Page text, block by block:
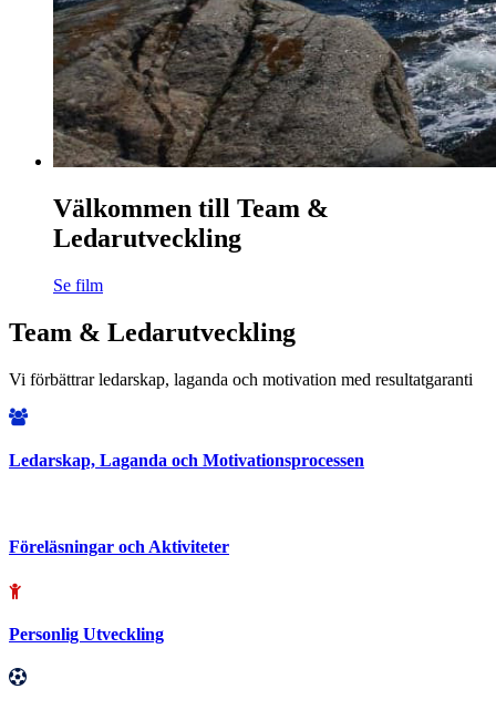
Välkommen till Team &
Ledarutveckling
Se film
Team & Ledarutveckling
Vi förbättrar ledarskap, laganda och motivation med resultatgaranti
Ledarskap, Laganda och Motivationsprocessen
Föreläsningar och Aktiviteter
Personlig Utveckling